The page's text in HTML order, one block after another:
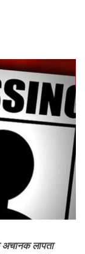
अचानक लापता